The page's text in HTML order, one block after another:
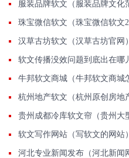
服装品牌软文（服装品牌文化
珠宝微信软文（珠宝微信软文
汉草古坊软文（汉草古坊官网）
软文传播没效问题到底出在哪
牛邦软文商城（牛邦软文商城
杭州地产软文（杭州原创房地
贵州成都冷库软文帘（贵州大
软文写作网站（写软文的网站）
河北专业新闻发布（河北新闻